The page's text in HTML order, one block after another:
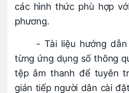
các hình thức phù hợp
phương.
- Tài liệu hướng
từng ứng dụng số thông
tệp âm thanh để tuyên
gián tiếp người dân cài